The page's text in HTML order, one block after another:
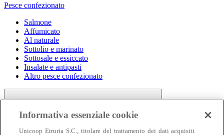
Pesce confezionato
Salmone
Affumicato
Al naturale
Sottolio e marinato
Sottosale e essiccato
Insalate e antipasti
Altro pesce confezionato
Informativa essenziale cookie
Unicoop Etruria S.C., titolare del trattamento dei dati acquisiti